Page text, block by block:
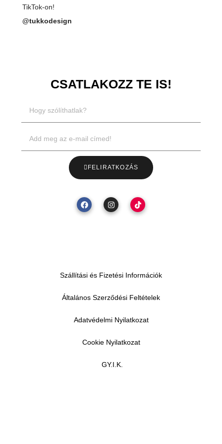
TikTok-on!
@tukkodesign
CSATLAKOZZ TE IS!
FELIRATKOZÁS
Szállítási és Fizetési Információk
Általános Szerződési Feltételek
Adatvédelmi Nyilatkozat
Cookie Nyilatkozat
GY.I.K.